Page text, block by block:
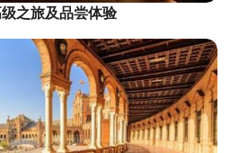
之旅及品尝体验